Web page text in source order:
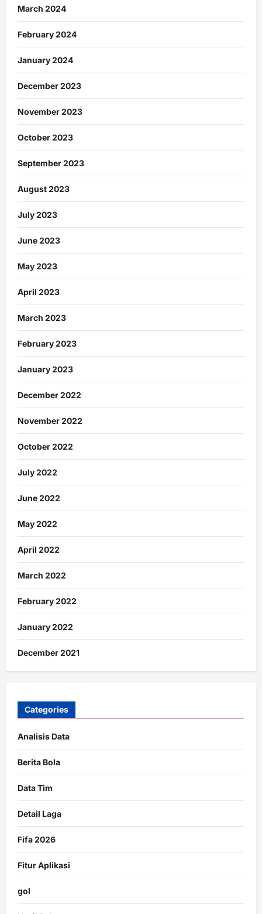
March 2024
February 2024
January 2024
December 2023
November 2023
October 2023
September 2023
August 2023
July 2023
June 2023
May 2023
April 2023
March 2023
February 2023
January 2023
December 2022
November 2022
October 2022
July 2022
June 2022
May 2022
April 2022
March 2022
February 2022
January 2022
December 2021
Categories
Analisis Data
Berita Bola
Data Tim
Detail Laga
Fifa 2026
Fitur Aplikasi
gol